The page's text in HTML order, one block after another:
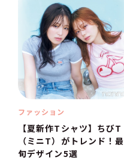
ファッション
【夏新作Tシャツ】ちびT
（ミニT）がトレンド！最
旬デザイン5選